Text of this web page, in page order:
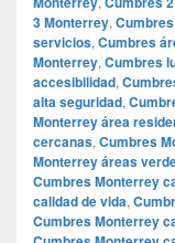
3 Monterrey,
servicios, Cumbres
Monterrey, Cumbres
accesibilidad,
alta seguridad,
Monterrey área
cercanas, Cumbres
Monterrey áreas
Cumbres Monterrey
calidad de vida,
Cumbres Monterrey